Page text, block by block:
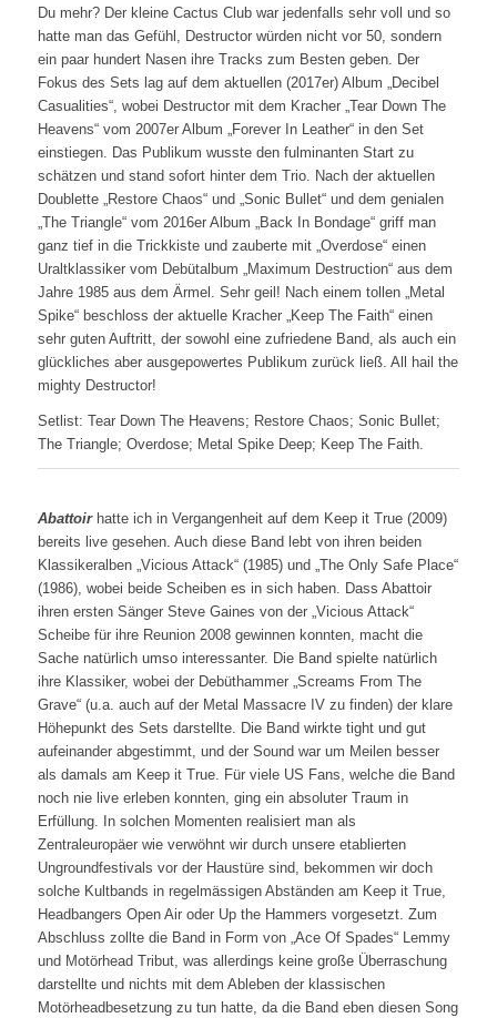
Du mehr? Der kleine Cactus Club war jedenfalls sehr voll und so
hatte man das Gefühl, Destructor würden nicht vor 50, sondern
ein paar hundert Nasen ihre Tracks zum Besten geben. Der
Fokus des Sets lag auf dem aktuellen (2017er) Album „Decibel
Casualities“, wobei Destructor mit dem Kracher „Tear Down The
Heavens“ vom 2007er Album „Forever In Leather“ in den Set
einstiegen. Das Publikum wusste den fulminanten Start zu
schätzen und stand sofort hinter dem Trio. Nach der aktuellen
Doublette „Restore Chaos“ und „Sonic Bullet“ und dem genialen
„The Triangle“ vom 2016er Album „Back In Bondage“ griff man
ganz tief in die Trickkiste und zauberte mit „Overdose“ einen
Uraltklassiker vom Debütalbum „Maximum Destruction“ aus dem
Jahre 1985 aus dem Ärmel. Sehr geil! Nach einem tollen „Metal
Spike“ beschloss der aktuelle Kracher „Keep The Faith“ einen
sehr guten Auftritt, der sowohl eine zufriedene Band, als auch ein
glückliches aber ausgepowertes Publikum zurück ließ. All hail the
mighty Destructor!
Setlist: Tear Down The Heavens; Restore Chaos; Sonic Bullet;
The Triangle; Overdose; Metal Spike Deep; Keep The Faith.
Abattoirhatte ich in Vergangenheit auf dem Keep it True (2009)
bereits live gesehen. Auch diese Band lebt von ihren beiden
Klassikeralben „Vicious Attack“ (1985) und „The Only Safe Place“
(1986), wobei beide Scheiben es in sich haben. Dass Abattoir
ihren ersten Sänger Steve Gaines von der „Vicious Attack“
Scheibe für ihre Reunion 2008 gewinnen konnten, macht die
Sache natürlich umso interessanter. Die Band spielte natürlich
ihre Klassiker, wobei der Debüthammer „Screams From The
Grave“ (u.a. auch auf der Metal Massacre IV zu finden) der klare
Höhepunkt des Sets darstellte. Die Band wirkte tight und gut
aufeinander abgestimmt, und der Sound war um Meilen besser
als damals am Keep it True. Für viele US Fans, welche die Band
noch nie live erleben konnten, ging ein absoluter Traum in
Erfüllung. In solchen Momenten realisiert man als
Zentraleuropäer wie verwöhnt wir durch unsere etablierten
Ungroundfestivals vor der Haustüre sind, bekommen wir doch
solche Kultbands in regelmässigen Abständen am Keep it True,
Headbangers Open Air oder Up the Hammers vorgesetzt. Zum
Abschluss zollte die Band in Form von „Ace Of Spades“ Lemmy
und Motörhead Tribut, was allerdings keine große Überraschung
darstellte und nichts mit dem Ableben der klassischen
Motörheadbesetzung zu tun hatte, da die Band eben diesen Song